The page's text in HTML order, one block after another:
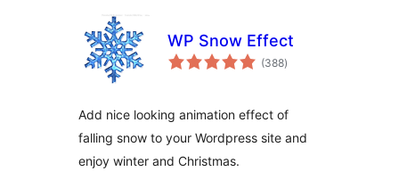
WP Snow Effect
(388totale
vurderinger
)
Add nice looking animation effect of
falling snow to your Wordpress site and
enjoy winter and Christmas.